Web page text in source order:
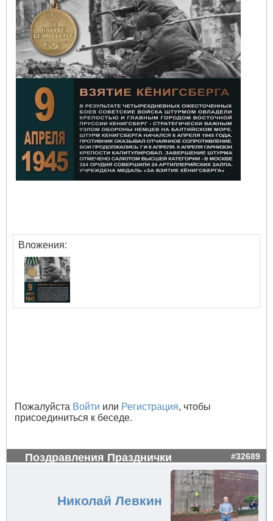
Вложения:
Пожалуйста Войти или Регистрация, чтобы
присоединиться к беседе.
Поздравления Празднички #32689
Николай Левкин